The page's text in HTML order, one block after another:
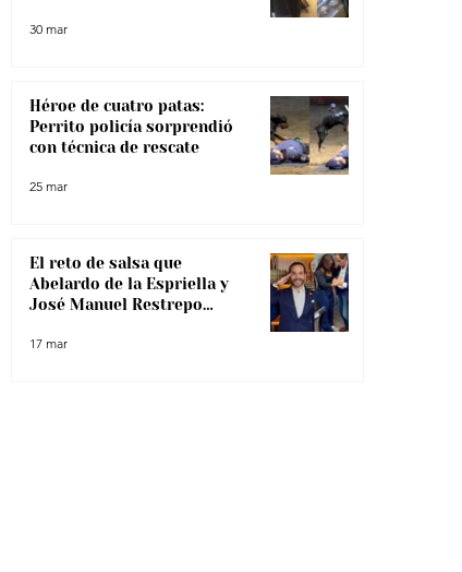
30 mar
Héroe de cuatro patas:
Perrito policía sorprendió
con técnica de rescate
25 mar
El reto de salsa que
Abelardo de la Espriella y
José Manuel Restrepo
17 mar